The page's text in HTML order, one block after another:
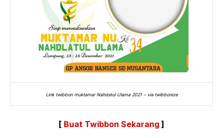
Link twibbon muktamar Nahdatul Ulama 2021 – via twibbonize
[ Buat Twibbon Sekarang ]